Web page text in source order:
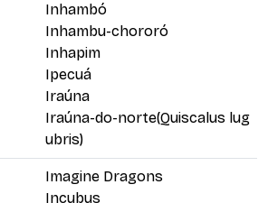
Inhambó
Inhambu-chororó
Inhapim
Ipecuá
Iraúna
Iraúna-do-norte(Quiscalus lug
ubris)
Imagine Dragons
Incubus